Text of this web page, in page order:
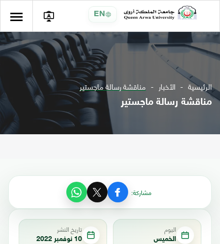
EN
الرئيسية الأخبار مناقشة رسالة ماجستير
مناقشة رسالة ماجستير
مشاركة:
اليوم
الخميس
تاريخ النشر
10 نوفمبر 2022